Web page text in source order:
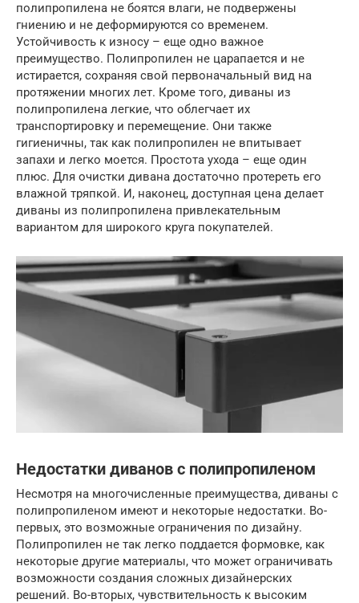
полипропилена не боятся влаги, не подвержены
гниению и не деформируются со временем.
Устойчивость к износу – еще одно важное
преимущество. Полипропилен не царапается и не
истирается, сохраняя свой первоначальный вид на
протяжении многих лет. Кроме того, диваны из
полипропилена легкие, что облегчает их
транспортировку и перемещение. Они также
гигиеничны, так как полипропилен не впитывает
запахи и легко моется. Простота ухода – еще один
плюс. Для очистки дивана достаточно протереть его
влажной тряпкой. И, наконец, доступная цена делает
диваны из полипропилена привлекательным
вариантом для широкого круга покупателей.
Недостатки диванов с полипропиленом
Несмотря на многочисленные преимущества, диваны с
полипропиленом имеют и некоторые недостатки. Во-
первых, это возможные ограничения по дизайну.
Полипропилен не так легко поддается формовке, как
некоторые другие материалы, что может ограничивать
возможности создания сложных дизайнерских
решений. Во-вторых, чувствительность к высоким